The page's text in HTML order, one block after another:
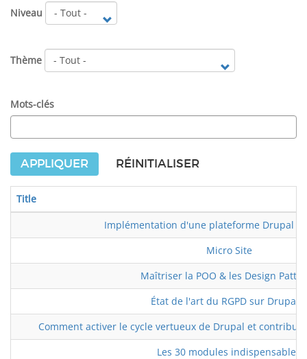
Niveau
Thème
Mots-clés
APPLIQUER RÉINITIALISER
Title
Implémentation d'une plateforme Drupal 8
Micro Site
Maîtriser la POO & les Design
État de l'art du RGPD sur Drupal 8
Comment activer le cycle vertueux de Drupal et
Les 30 modules indispensables